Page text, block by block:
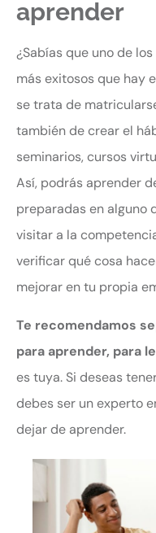
aprender
¿Sabías que uno de
más exitosos que hay
se trata de
también de crear el
seminarios, cursos
Así, podrás aprender
preparadas en alguno
visitar a la
verificar qué cosa
mejorar en tu propia
Te recomendamos
para aprender, para
es tuya. Si deseas
debes ser un experto
dejar de aprender.